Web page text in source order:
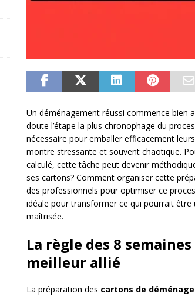
Un déménagement réussi commence bien
doute l’étape la plus chronophage du
nécessaire pour emballer efficacement
montre stressante et souvent chaotique.
calculé, cette tâche peut devenir
ses cartons? Comment organiser cette
des professionnels pour optimiser ce
idéale pour transformer ce qui pourrait
maîtrisée.
La règle des 8
meilleur allié
La préparation des cartons de